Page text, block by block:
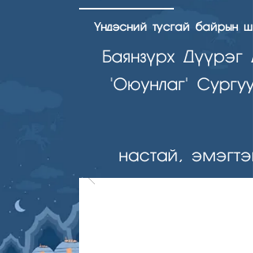
Үндэсний тусгай байрын
Баянзүрх Дүүрэг
'Оюунлаг'
настай, эмэгтэй